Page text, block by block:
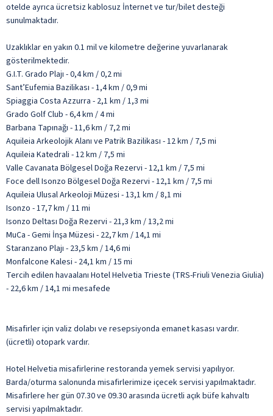
otelde ayrıca ücretsiz kablosuz İnternet ve tur/bilet desteği
sunulmaktadır.
Uzaklıklar en yakın 0.1 mil ve kilometre değerine yuvarlanarak
gösterilmektedir.
G.I.T. Grado Plajı - 0,4 km / 0,2 mi
Sant’Eufemia Bazilikası - 1,4 km / 0,9 mi
Spiaggia Costa Azzurra - 2,1 km / 1,3 mi
Grado Golf Club - 6,4 km / 4 mi
Barbana Tapınağı - 11,6 km / 7,2 mi
Aquileia Arkeolojik Alanı ve Patrik Bazilikası - 12 km / 7,5 mi
Aquileia Katedrali - 12 km / 7,5 mi
Valle Cavanata Bölgesel Doğa Rezervi - 12,1 km / 7,5 mi
Foce dell Isonzo Bölgesel Doğa Rezervi - 12,1 km / 7,5 mi
Aquileia Ulusal Arkeoloji Müzesi - 13,1 km / 8,1 mi
Isonzo - 17,7 km / 11 mi
Isonzo Deltası Doğa Rezervi - 21,3 km / 13,2 mi
MuCa - Gemi İnşa Müzesi - 22,7 km / 14,1 mi
Staranzano Plajı - 23,5 km / 14,6 mi
Monfalcone Kalesi - 24,1 km / 15 mi
Tercih edilen havaalanı Hotel Helvetia Trieste (TRS-Friuli Venezia Giulia)
- 22,6 km / 14,1 mi mesafede
Misafirler için valiz dolabı ve resepsiyonda emanet kasası vardır.
(ücretli) otopark vardır.
Hotel Helvetia misafirlerine restoranda yemek servisi yapılıyor.
Barda/oturma salonunda misafirlerimize içecek servisi yapılmaktadır.
Misafirlere her gün 07.30 ve 09.30 arasında ücretli açık büfe kahvaltı
servisi yapılmaktadır.